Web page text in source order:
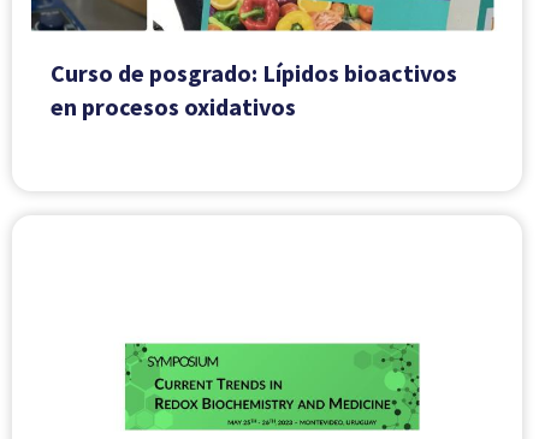
Curso de posgrado: Lípidos bioactivos
en procesos oxidativos